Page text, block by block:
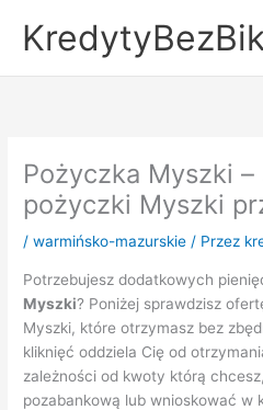
Pożyczka Myszki
pożyczki Myszki
/warmińsko-mazurskie / Przez
Potrzebujesz dodatkowych
Myszki? Poniżej sprawdzisz
Myszki, które otrzymasz bez
kliknięć oddziela Cię od
zależności od kwoty którą
pozabankową lub wnioskować w